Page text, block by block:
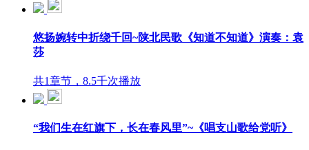
悠扬婉转中折绕千回~陕北民歌《知道不知道》演奏：袁
莎
共1章节，8.5千次播放
“我们生在红旗下，长在春风里”~《唱支山歌给党听》